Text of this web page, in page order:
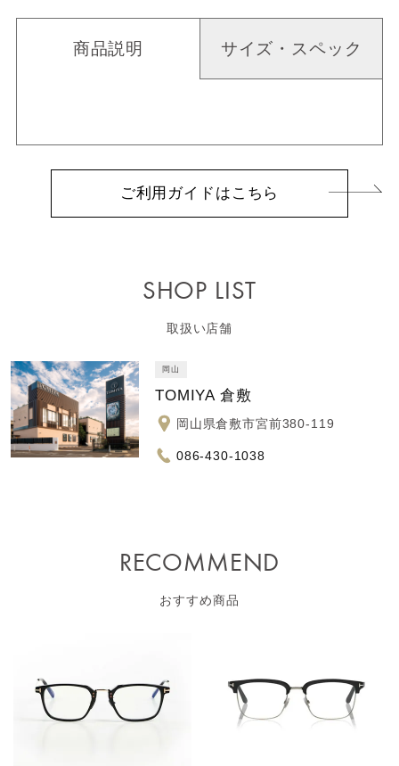
商品説明 サイズ・スペック
ご利用ガイドはこちら
SHOP LIST
取扱い店舗
岡山
TOMIYA 倉敷
岡山県倉敷市宮前380-119
086-430-1038
RECOMMEND
おすすめ商品